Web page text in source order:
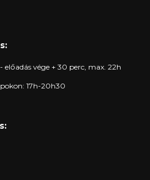
vége + 30 perc, max. 22h
17h-20h30